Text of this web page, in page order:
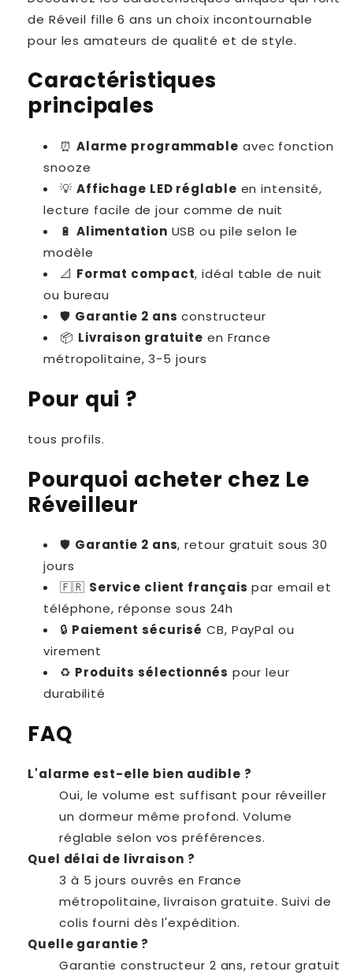
de Réveil fille 6 ans un choix incontournable
pour les amateurs de qualité et de style.
Caractéristiques
principales
⏰ Alarme programmable avec fonction
snooze
💡 Affichage LED réglable en intensité,
lecture facile de jour comme de nuit
🔋 Alimentation USB ou pile selon le
modèle
📐 Format compact, idéal table de nuit
ou bureau
🛡 Garantie 2 ans constructeur
📦 Livraison gratuite en France
métropolitaine, 3-5 jours
Pour qui ?
tous profils.
Pourquoi acheter chez Le
Réveilleur
🛡 Garantie 2 ans, retour gratuit sous 30
jours
🇫🇷 Service client français par email et
téléphone, réponse sous 24h
🔒 Paiement sécurisé CB, PayPal ou
virement
♻️ Produits sélectionnés pour leur
durabilité
FAQ
L'alarme est-elle bien audible ?
Oui, le volume est suffisant pour réveiller
un dormeur même profond. Volume
réglable selon vos préférences.
Quel délai de livraison ?
3 à 5 jours ouvrés en France
métropolitaine, livraison gratuite. Suivi de
colis fourni dès l'expédition.
Quelle garantie ?
Garantie constructeur 2 ans, retour gratuit